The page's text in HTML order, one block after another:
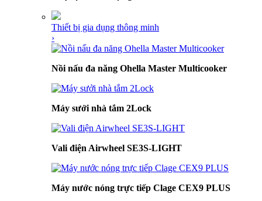
Thiết bị gia dụng thông minh
›
Nồi nấu đa năng Ohella Master Multicooker
Máy sưởi nhà tắm 2Lock
Vali điện Airwheel SE3S-LIGHT
Máy nước nóng trực tiếp Clage CEX9 PLUS